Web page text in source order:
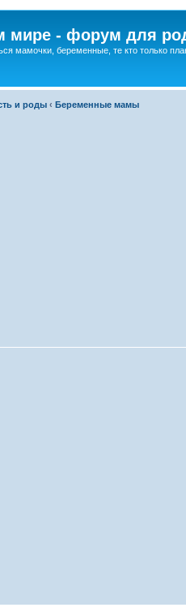
мире - форум для
мамочки, беременные, те кто только
и роды ‹ Беременные мамы